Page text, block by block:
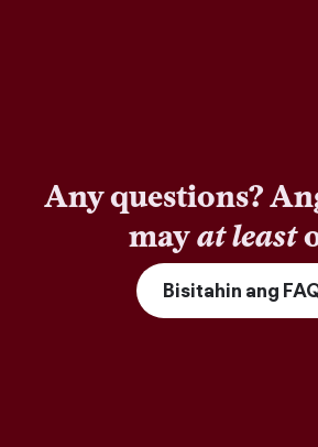
Any questions?
mayat least
Bisitahin ang